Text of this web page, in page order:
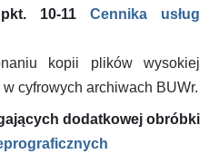
10-11 Cennika usług
kopii plików wysokiej
cyfrowych archiwach BUWr.
dodatkowej obróbki